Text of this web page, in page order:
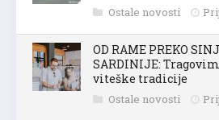
Ostale novosti
OD RAME PREKO
SARDINIJE:
viteške tradicije
Ostale novosti